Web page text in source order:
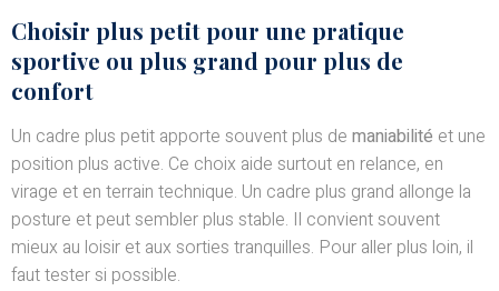
Choisir plus petit pour une pratique
sportive ou plus grand pour plus de
confort
Un cadre plus petit apporte souvent plus de maniabilité et une
position plus active. Ce choix aide surtout en relance, en
virage et en terrain technique. Un cadre plus grand allonge la
posture et peut sembler plus stable. Il convient souvent
mieux au loisir et aux sorties tranquilles. Pour aller plus loin, il
faut tester si possible.